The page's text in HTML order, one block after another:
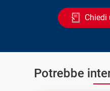
Chiedi
Potrebbe